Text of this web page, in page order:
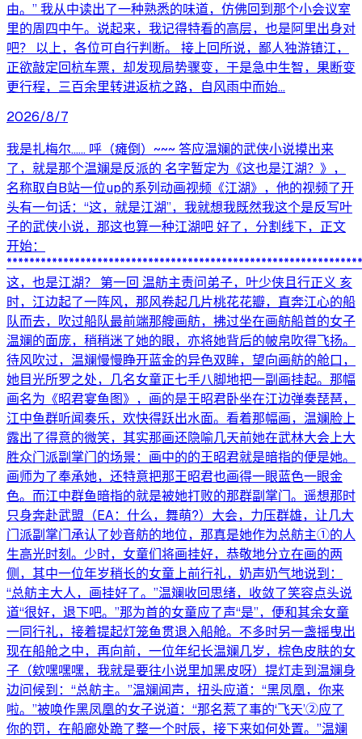
由。” 我从中读出了一种熟悉的味道，仿佛回到那个小会议室
里的周四中午。说起来，我记得特看的高层，也是阿里出身对
吧？ 以上，各位可自行判断。 接上回所说，鄙人独游镇江，
正欲敲定回杭车票，却发现局势骤变，于是急中生智，果断变
更行程，三百余里转进返杭之路，自风雨中而始...
2026/8/7
我是扎梅尔...... 呼（瘫倒）~~~ 答应温斓的武侠小说摸出来
了，就是那个温斓是反派的 名字暂定为《这也是江湖？》，
名称取自B站一位up的系列动画视频《江湖》，他的视频了开
头有一句话：“这，就是江湖”，我就想我既然我这个是反写叶
子的武侠小说，那这也算一种江湖吧 好了，分割线下，正文
开始：
这，也是江湖？ 第一回 温舫主责问弟子，叶少侠且行正义 亥
时，江边起了一阵风，那风卷起几片桃花花瓣，直奔江心的船
队而去，吹过船队最前端那艘画舫，拂过坐在画舫船首的女子
温斓的面庞，稍稍迷了她的眼，亦将她背后的帔帛吹得飞扬。
待风吹过，温斓慢慢睁开蓝金的异色双眸，望向画舫的舱口，
她目光所罗之处，几名女童正七手八脚地把一副画挂起。那幅
画名为《昭君宴鱼图》，画的是王昭君卧坐在江边弹奏琵琶，
江中鱼群听闻奏乐，欢快得跃出水面。看着那幅画，温斓脸上
露出了得意的微笑，其实那画还隐喻几天前她在武林大会上大
胜众门派副掌门的场景：画中的的王昭君就是暗指的便是她。
画师为了奉承她，还特意把那王昭君也画得一眼蓝色一眼金
色。而江中群鱼暗指的就是被她打败的那群副掌门。遥想那时
只身奔赴武盟（EA：什么，舞萌?）大会，力压群雄，让几大
门派副掌门承认了妙音舫的地位，那真是她作为总舫主①的人
生高光时刻。少时，女童们将画挂好，恭敬地分立在画的两
侧，其中一位年岁稍长的女童上前行礼，奶声奶气地说到：
“总舫主大人，画挂好了。”温斓收回思绪，收敛了笑容点头说
道“很好，退下吧。”那为首的女童应了声“是”，便和其余女童
一同行礼，接着提起灯笼鱼贯退入船舱。不多时另一盏摇曳出
现在船舱之中，再向前，一位年纪长温斓几岁，棕色皮肤的女
子（欸嘿嘿嘿，我就是要往小说里加黑皮呀）提灯走到温斓身
边问候到：“总舫主。”温斓闻声，扭头应道：“黑凤凰，你来
啦。”被唤作黑凤凰的女子说道：“那名惹了事的‘飞天’②应了
你的罚，在船廊处跪了整一个时辰，接下来如何处置。”温斓